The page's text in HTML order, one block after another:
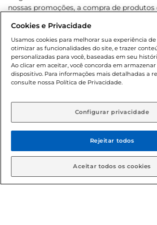
nossas promoções, a compra de
cliente. Os preços, ofertas e condições são
o e-commerce e válidos durante o dia de
sofrer alterações sem prévia notificação.
de bebidas alcoólicas para menores de 18
Lei n.º 8069/90, art. 81, inciso II (Estatuto
Adolescente). Preços e condições
aviso prévio. O valor mínimo para as
© 2026 Copyright. Todos os
reservados Gbarbosa.
Cookies e Privacidade
Usamos cookies para melhorar sua experiência de
otimizar as funcionalidades do site, e trazer
personalizadas para você, baseadas em seu
Ao clicar em aceitar, você concorda em
dispositivo. Para informações mais detalhadas a
consulte nossa Política de Privacidade.
Configurar privacidade
Rejeitar todos
Aceitar todos os cookies